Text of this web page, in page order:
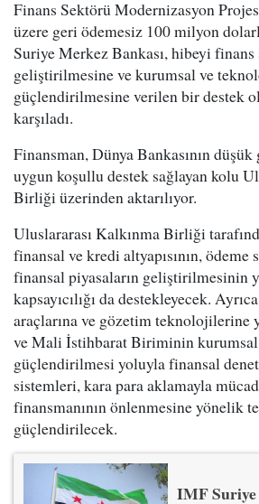
Finans Sektörü Modernizasyon
üzere geri ödemesiz 100 milyon
Suriye Merkez Bankası, hibeyi
geliştirilmesine ve kurumsal ve
güçlendirilmesine verilen bir destek
karşıladı.
Finansman, Dünya Bankasının
uygun koşullu destek sağlayan kolu
Birliği üzerinden aktarılıyor.
Uluslararası Kalkınma Birliği
finansal ve kredi altyapısının,
finansal piyasaların geliştirilmesinin
kapsayıcılığı da destekleyecek.
araçlarına ve gözetim teknolojilerine
ve Mali İstihbarat Biriminin
güçlendirilmesi yoluyla finansal
sistemleri, kara para aklamayla
finansmanının önlenmesine yönelik
güçlendirilecek.
IMF